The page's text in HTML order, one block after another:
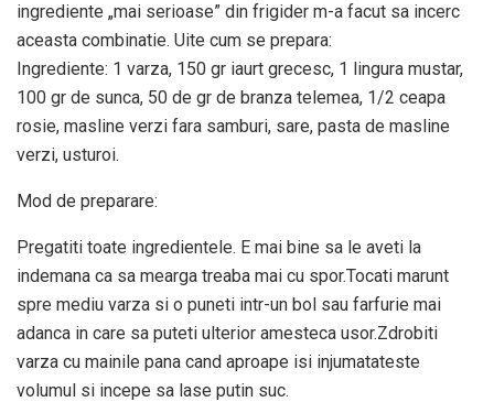
ingrediente „mai serioase” din frigider m-a facut sa incerc
aceasta combinatie. Uite cum se prepara:
Ingrediente: 1 varza, 150 gr iaurt grecesc, 1 lingura mustar,
100 gr de sunca, 50 de gr de branza telemea, 1/2 ceapa
rosie, masline verzi fara samburi, sare, pasta de masline
verzi, usturoi.
Mod de preparare:
Pregatiti toate ingredientele. E mai bine sa le aveti la
indemana ca sa mearga treaba mai cu spor.Tocati marunt
spre mediu varza si o puneti intr-un bol sau farfurie mai
adanca in care sa puteti ulterior amesteca usor.Zdrobiti
varza cu mainile pana cand aproape isi injumatateste
volumul si incepe sa lase putin suc.